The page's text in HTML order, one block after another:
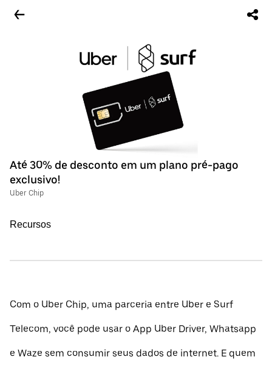
Até 30% de desconto em um plano pré-pago
exclusivo!
Uber Chip
Recursos
Com o Uber Chip, uma parceria entre Uber e Surf
Telecom, você pode usar o App Uber Driver, Whatsapp
e Waze sem consumir seus dados de internet. E quem